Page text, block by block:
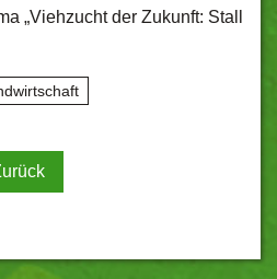
„Viehzucht der Zukunft: Stall